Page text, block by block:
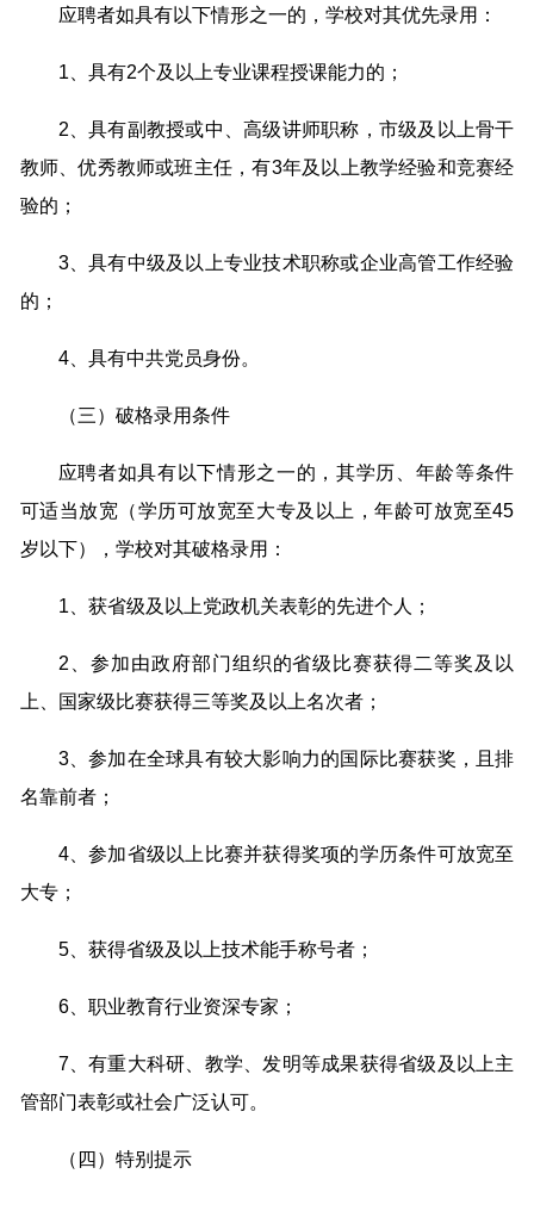
应聘者如具有以下情形之一的，学校对其优先录用：
1、具有2个及以上专业课程授课能力的；
2、具有副教授或中、高级讲师职称，市级及以上骨干
教师、优秀教师或班主任，有3年及以上教学经验和竞赛经
验的；
3、具有中级及以上专业技术职称或企业高管工作经验
的；
4、具有中共党员身份。
（三）破格录用条件
应聘者如具有以下情形之一的，其学历、年龄等条件
可适当放宽（学历可放宽至大专及以上，年龄可放宽至45
岁以下），学校对其破格录用：
1、获省级及以上党政机关表彰的先进个人；
2、参加由政府部门组织的省级比赛获得二等奖及以
上、国家级比赛获得三等奖及以上名次者；
3、参加在全球具有较大影响力的国际比赛获奖，且排
名靠前者；
4、参加省级以上比赛并获得奖项的学历条件可放宽至
大专；
5、获得省级及以上技术能手称号者；
6、职业教育行业资深专家；
7、有重大科研、教学、发明等成果获得省级及以上主
管部门表彰或社会广泛认可。
（四）特别提示